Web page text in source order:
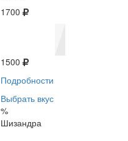
1700
1500
Подробности
Выбрать вкус
%
Шизандра